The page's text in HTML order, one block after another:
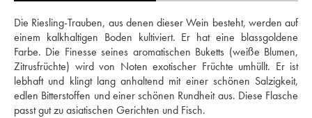
Die Riesling-Trauben, aus denen dieser Wein besteht, werden auf
einem kalkhaltigen Boden kultiviert. Er hat eine blassgoldene
Farbe. Die Finesse seines aromatischen Buketts (weiße Blumen,
Zitrusfrüchte) wird von Noten exotischer Früchte umhüllt. Er ist
lebhaft und klingt lang anhaltend mit einer schönen Salzigkeit,
edlen Bitterstoffen und einer schönen Rundheit aus. Diese Flasche
passt gut zu asiatischen Gerichten und Fisch.